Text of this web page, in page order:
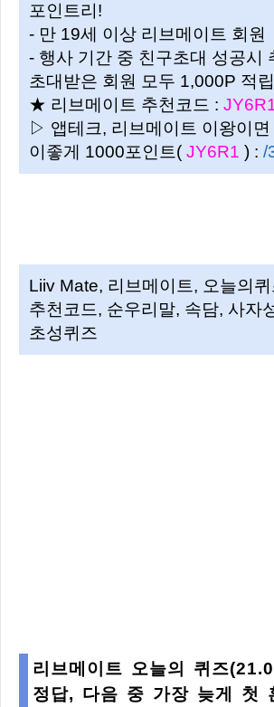
포인트리!
- 만 19세 이상 리브메이트 회원
- 행사 기간 중 친구초대 성공시
초대받은 회원 모두 1,000P 적립
★ 리브메이트 추천코드 :
▷ 앱테크, 리브메이트 이왕이
이좋게 1000포인트( JY6R1 ) : /
Liiv Mate, 리브메이트, 오늘의
추천코드, 순우리말, 속담, 사자
초성퀴즈
리브메이트 오늘의 퀴즈
정답, 다음 중 가장 늦게 첫